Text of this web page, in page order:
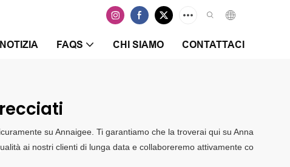
NOTIZIA FAQS CHI SIAMO CONTATTACI
su Annaigee. Ti garantiamo che la troverai qui su Anna
ai nostri clienti di lunga data e collaboreremo attivamente co